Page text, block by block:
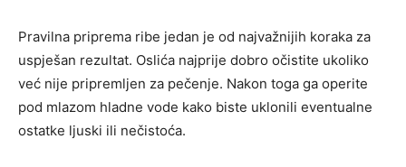
Pravilna priprema ribe jedan je od najvažnijih koraka za
uspješan rezultat. Oslića najprije dobro očistite ukoliko
već nije pripremljen za pečenje. Nakon toga ga operite
pod mlazom hladne vode kako biste uklonili eventualne
ostatke ljuski ili nečistoća.